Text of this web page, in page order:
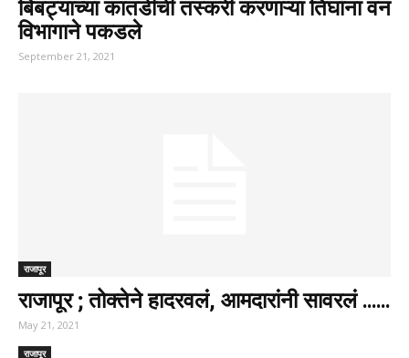
बिबट्याच्या कातडीची तस्करी करणाऱ्या तिघांना वन
विभागाने पकडले
September 21, 2021
राजापूर
राजापूर ; तोक्तेने हादरवलं, आमदारांनी सावरलं ……
May 21, 2021
राजापूर